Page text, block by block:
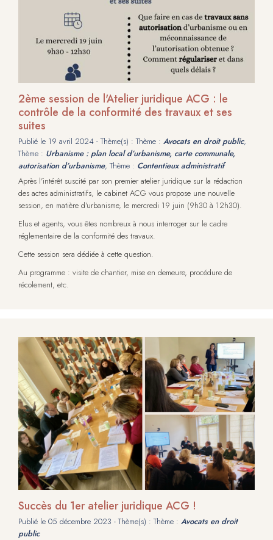
2ème session de l'Atelier juridique ACG : le
contrôle de la conformité des travaux et ses
suites
Publié le 19 avril 2024 - Thème(s) : Thème : Avocats en droit public,
Thème : Urbanisme : plan local d’urbanisme, carte communale,
autorisation d’urbanisme, Thème : Contentieux administratif
Après l'intérêt suscité par son premier atelier juridique sur la rédaction
des actes administratifs, le cabinet ACG vous propose une nouvelle
session, en matière d'urbanisme, le mercredi 19 juin (9h30 à 12h30).
Elus et agents, vous êtes nombreux à nous interroger sur le cadre
réglementaire de la conformité des travaux.
Cette session sera dédiée à cette question.
Au programme : visite de chantier, mise en demeure, procédure de
récolement, etc.
Succès du 1er atelier juridique ACG !
Publié le 05 décembre 2023 - Thème(s) : Thème : Avocats en droit
public